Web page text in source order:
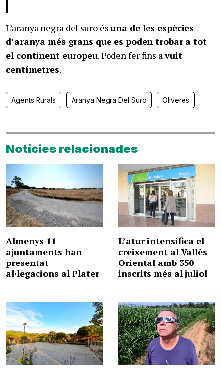
L’aranya negra del suro és una de les espècies
d’aranya més grans que es poden trobar a tot
el continent europeu. Poden fer fins avuit
centímetres.
Agents Rurals Aranya Negra Del Suro Oliveres
Notícies relacionades
Almenys 11
ajuntaments han
presentat
al·legacions al Plater
L’atur intensifica el
creixement al Vallès
Oriental amb 350
inscrits més al juliol